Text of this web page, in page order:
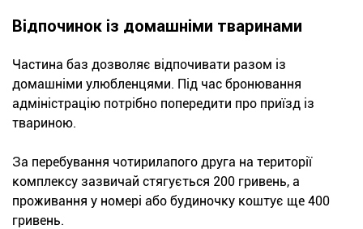
Відпочинок із домашніми тваринами
Частина баз дозволяє відпочивати разом із
домашніми улюбленцями. Під час бронювання
адміністрацію потрібно попередити про приїзд із
твариною.
За перебування чотирилапого друга на території
комплексу зазвичай стягується 200 гривень, а
проживання у номері або будиночку коштує ще 400
гривень.